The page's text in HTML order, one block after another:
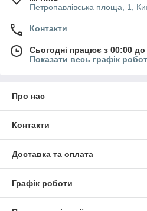
Петропавлівська площа, 1,
Контакти
Сьогодні працює з 00:00 до
Показати весь графік
Про нас
Контакти
Доставка та оплата
Графік роботи